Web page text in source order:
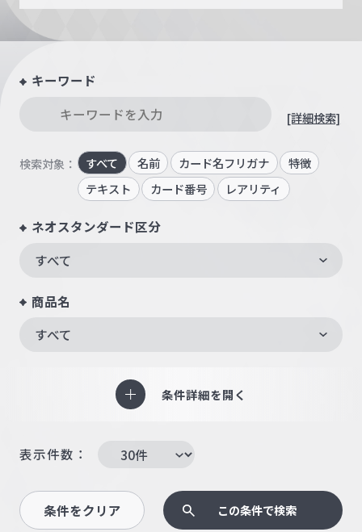
キーワード
[詳細検索]
検索対象： すべて 名前 カード名フリガナ
特徴
テキスト
カード番号 レアリティ
ネオスタンダード区分
すべて
商品名
すべて
条件詳細を開く
表示件数：
条件をクリア この条件で検索